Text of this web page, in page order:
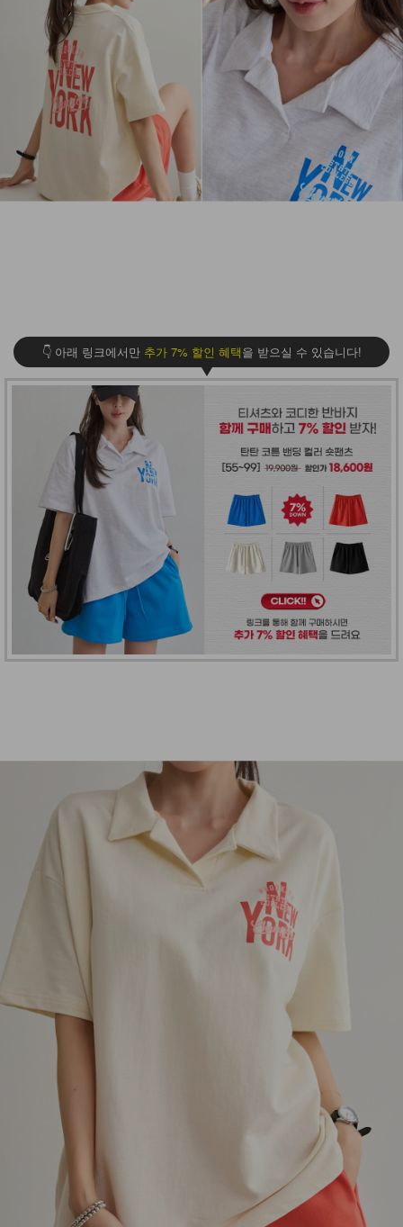
👇 아래 링크에서만 추가 7% 할인 혜택을 받으실 수 있습니다!